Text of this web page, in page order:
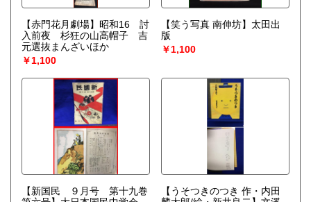
【赤門花月劇場】昭和16 討
入前夜 杉狂の山高帽子 吉
元選抜まんざいほか
￥1,100
【笑う写真 南伸坊】太田出
版
￥1,100
【新国民 ９月号 第十九巻
【うそつきのつき 作・内田